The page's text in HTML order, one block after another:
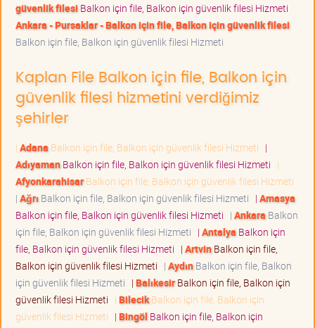
güvenlik filesi Balkon için file, Balkon için güvenlik filesi Hizmeti
Ankara - Pursaklar - Balkon için file, Balkon için güvenlik filesi
Balkon için file, Balkon için güvenlik filesi Hizmeti
Kaplan File Balkon için file, Balkon için
güvenlik filesi hizmetini verdiğimiz
şehirler
| Adana Balkon için file, Balkon için güvenlik filesi Hizmeti |
AdıyamanBalkon için file, Balkon için güvenlik filesi Hizmeti |
AfyonkarahisarBalkon için file, Balkon için güvenlik filesi Hizmeti
| Ağrı Balkon için file, Balkon için güvenlik filesi Hizmeti | Amasya
Balkon için file, Balkon için güvenlik filesi Hizmeti | Ankara Balkon
için file, Balkon için güvenlik filesi Hizmeti | Antalya Balkon için
file, Balkon için güvenlik filesi Hizmeti | ArtvinBalkon için file,
Balkon için güvenlik filesi Hizmeti | AydınBalkon için file, Balkon
için güvenlik filesi Hizmeti | BalıkesirBalkon için file, Balkon için
güvenlik filesi Hizmeti | BilecikBalkon için file, Balkon için
güvenlik filesi Hizmeti | Bingöl Balkon için file, Balkon için